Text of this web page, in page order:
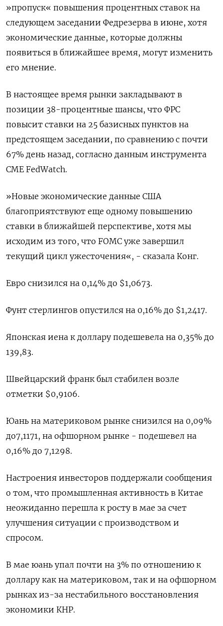
»пропуск« повышения процентных ставок на
следующем заседании Федрезерва в июне, хотя
экономические данные, которые должны
появиться в ближайшее время, могут изменить
его мнение.
В настоящее время рынки закладывают в
позиции 38-процентные шансы, что ФРС
повысит ставки на 25 базисных пунктов на
предстоящем заседании, по сравнению с почти
67% день назад, согласно данным инструмента
CME FedWatch.
»Новые экономические данные США
благоприятствуют еще одному повышению
ставки в ближайшей перспективе, хотя мы
исходим из того, что FOMC уже завершил
текущий цикл ужесточения«, - сказала Конг.
Евро снизился на 0,14% до $1,0673​.
Фунт стерлингов опустился на 0,16% до $1,2417​.
Японская иена к доллару подешевела на 0,35%​ до
139,83.
Швейцарский франк был стабилен возле
отметки $0,9106​.
Юань на материковом рынке снизился на 0,09%
до​ 7,1171​, на офшорном рынке - подешевел на
0,16% до 7,1298.
Настроения инвесторов поддержали сообщения
о том, что промышленная активность в Китае
неожиданно перешла к росту в мае за счет
улучшения ситуации с производством и
спросом.
В мае юань упал почти на 3% по отношению к
доллару как на материковом, так и на офшорном
рынках из-за нестабильного восстановления
экономики КНР.